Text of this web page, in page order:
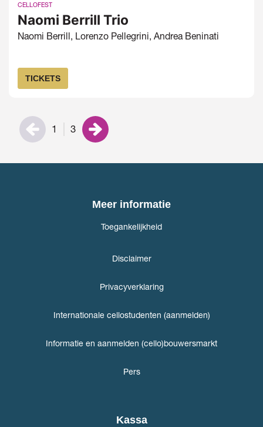
Naomi Berrill Trio
Naomi Berrill, Lorenzo Pellegrini, Andrea Beninati
CELLOFEST
TICKETS
1 3
Meer informatie
Toegankelijkheid
Disclaimer
Privacyverklaring
Internationale cellostudenten (aanmelden)
Informatie en aanmelden (cello)bouwersmarkt
Pers
Kassa